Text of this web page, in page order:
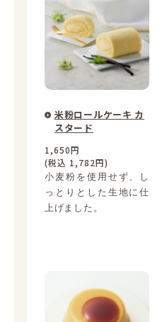
米粉ロールケーキ カ
スタード
1,650円
(税込 1,782円)
小麦粉を使用せず、し
っとりとした生地に仕
上げました。